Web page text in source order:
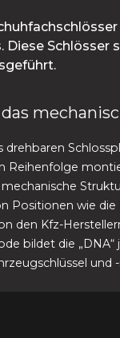
Diese Schlösser
drehbaren
Reihenfolge
Positionen wie die
den Kfz-
bildet die „DNA“
und